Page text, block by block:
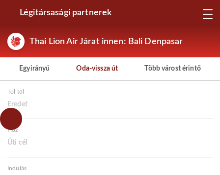
Légitársasági partnerek
Thai Lion Air Járat innen: Bali Denpasar
Egyirányú Oda-vissza út Több várost érintő
Tól től
Eredet
Hoz
Úti cél
Indulás